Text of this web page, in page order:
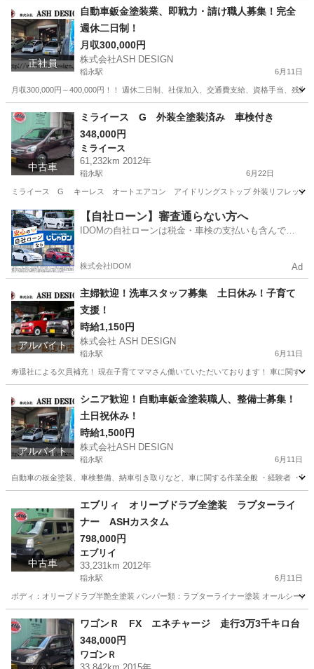
正社員
自動車鈑金塗装業、即戦力・請け職人募集！完全
週休二日制！
月収300,000円
株式会社ASH DESIGN
稲永駅 6月11日
月収300,000円～400,000円！！ 週休二日制、社保加入、交通費支給、資格手当、残
愛知 名古屋市 稲永駅 その他 若者
中古車
ミライース G 外装全塗装済み 車検付き
348,000円
ミライース
61,232km 2012年
稲永駅 6月22日
ミライース G キーレス オートエアコン アイドリングストップ 外装リフレッシュ
愛知 名古屋市 稲永駅 ミライース
【自社ローン】審査通らない方へ
IDOMの自社ローンは税金・車検の支払いも含んでい
株式会社IDOM Ad
アルバイト
主婦歓迎！洗車スタッフ募集 土日休み！子育て
支援！
時給1,150円
株式会社 ASH DESIGN
稲永駅 6月11日
寿退社による欠員補充！ 現在子育てママさん働いていただいております！ 車に関す
稲永駅 清掃 洗車
アルバイト
シニア歓迎！自動車鈑金塗装職人、整備士募集！
土日祝休み！
時給1,500円
株式会社ASH DESIGN
稲永駅 6月11日
自動車の板金塗装、車検整備、納車引き取りなど、車に関する作業全般 ・経験者 ・
稲永駅 その他 鈑金
中古車
エブリィ オリーブドラブ全塗装 ラプターライ
ナー ASHカスタム
798,000円
エブリイ
33,231km 2012年
稲永駅 6月11日
ボディ：オリーブドラブ半艶全塗装 バンパー類：ラプターライナー塗装 オールシー
愛知 名古屋市 稲永駅 エブリイ ラプターライナー
ワゴンＲ FX エネチャージ 走行3万3千キロ台
348,000円
ワゴンＲ